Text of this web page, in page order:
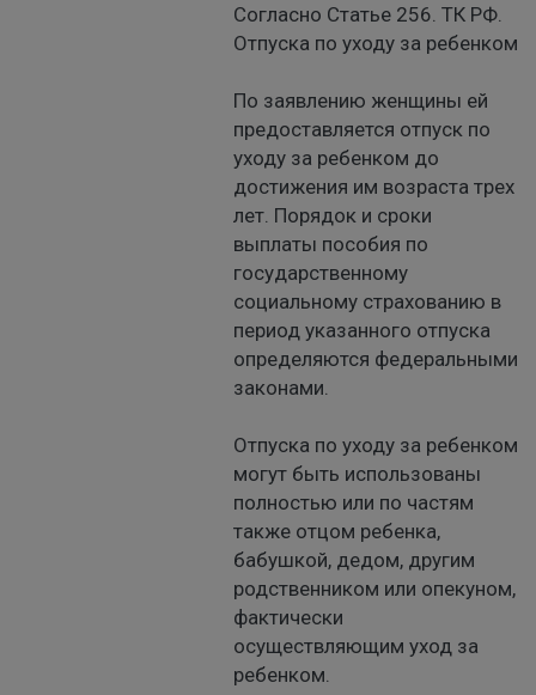
Согласно Статье 256. ТК РФ.
Отпуска по уходу за ребенком
По заявлению женщины ей
предоставляется отпуск по
уходу за ребенком до
достижения им возраста трех
лет. Порядок и сроки
выплаты пособия по
государственному
социальному страхованию в
период указанного отпуска
определяются федеральными
законами.
Отпуска по уходу за ребенком
могут быть использованы
полностью или по частям
также отцом ребенка,
бабушкой, дедом, другим
родственником или опекуном,
фактически
осуществляющим уход за
ребенком.